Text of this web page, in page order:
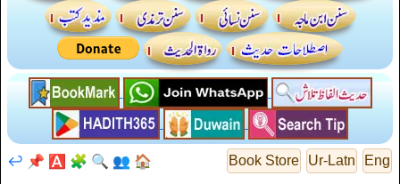
Eng
Ur-Latn
Book Store
🏠
👥
🔍
🧩
🅰️
📌
↩️